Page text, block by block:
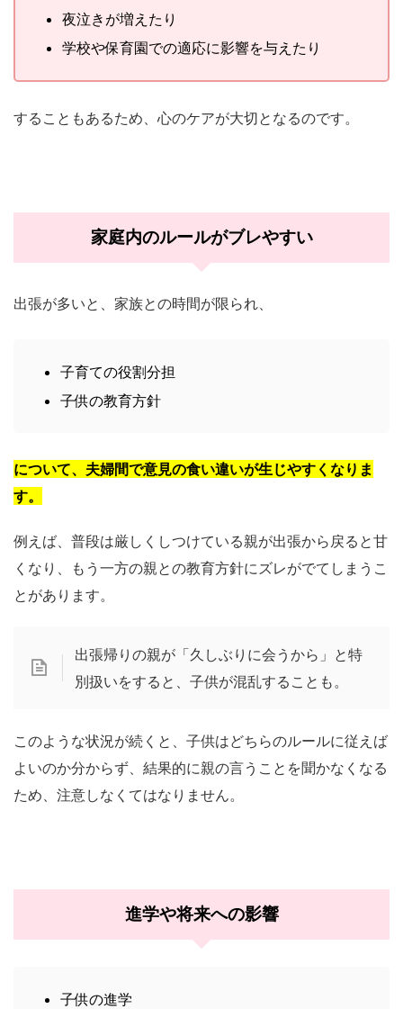
夜泣きが増えたり
学校や保育園での適応に影響を与えたり
することもあるため、心のケアが大切となるのです。
家庭内のルールがブレやすい
出張が多いと、家族との時間が限られ、
子育ての役割分担
子供の教育方針
について、夫婦間で意見の食い違いが生じやすくなりま
す。
例えば、普段は厳しくしつけている親が出張から戻ると甘
くなり、もう一方の親との教育方針にズレがでてしまうこ
とがあります。
出張帰りの親が「久しぶりに会うから」と特
別扱いをすると、子供が混乱することも。
このような状況が続くと、子供はどちらのルールに従えば
よいのか分からず、結果的に親の言うことを聞かなくなる
ため、注意しなくてはなりません。
進学や将来への影響
子供の進学